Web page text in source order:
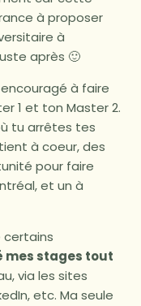
à proposer
à
après 🙂
à faire
1 et ton Master 2.
tu arrêtes tes
à coeur, des
pour faire
et un à
certains
mes stages tout
via les sites
etc. Ma seule